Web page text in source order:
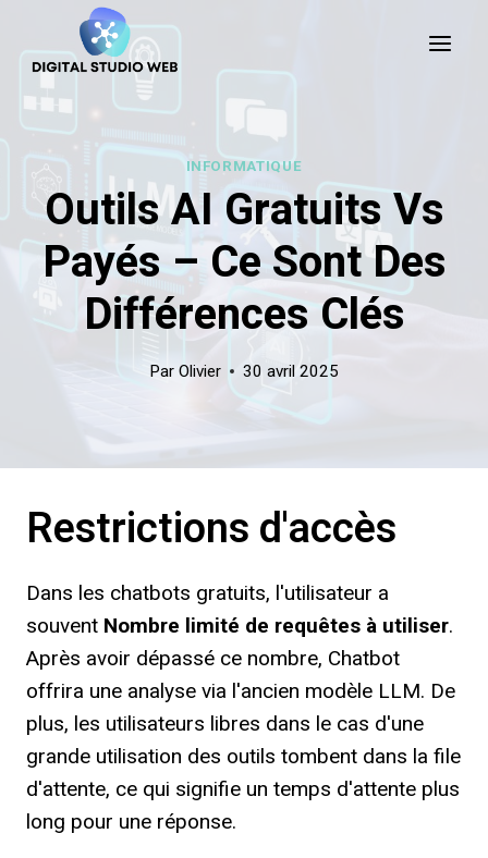
content
INFORMATIQUE
Outils AI Gratuits Vs
Payés – Ce Sont Des
Différences Clés
Par Olivier 30 avril 2025
Restrictions d'accès
Dans les chatbots gratuits, l'utilisateur a
souvent Nombre limité de requêtes à utiliser.
Après avoir dépassé ce nombre, Chatbot
offrira une analyse via l'ancien modèle LLM. De
plus, les utilisateurs libres dans le cas d'une
grande utilisation des outils tombent dans la file
d'attente, ce qui signifie un temps d'attente plus
long pour une réponse.